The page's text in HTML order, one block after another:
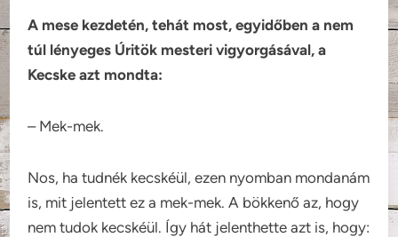
A mese kezdetén, tehát most, egyidőben a nem
túl lényeges Úritök mesteri vigyorgásával, a
Kecske azt mondta:
– Mek-mek.
Nos, ha tudnék kecskéül, ezen nyomban mondanám
is, mit jelentett ez a mek-mek. A bökkenő az, hogy
nem tudok kecskéül. Így hát jelenthette azt is, hogy: